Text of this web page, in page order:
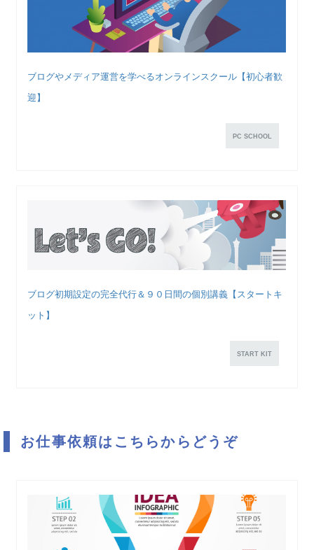
ブログやメディア運営を学べるオンラインスクール【初心者歓
迎】
PC SCHOOL
ブログ初期設定の完全代行＆９０日間の個別講義【スタートキ
ット】
START KIT
お仕事依頼はこちらからどうぞ